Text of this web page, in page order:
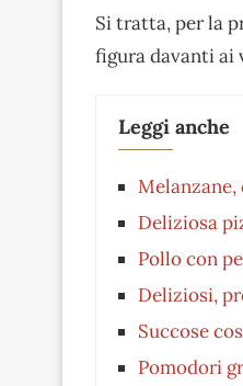
Si tratta, per la
figura davanti ai
Leggi anche
Deliziosa
Pollo con
Deliziosi,
Succose
Pomodori